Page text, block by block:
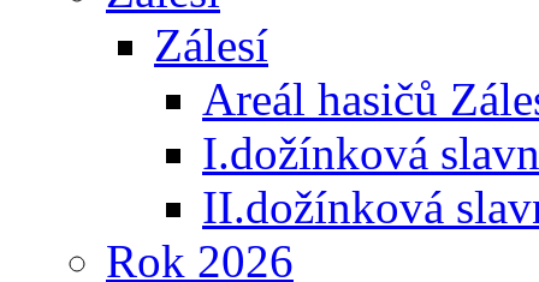
Zálesí
Areál hasičů
I.dožínková
II.dožínková
Rok 2026